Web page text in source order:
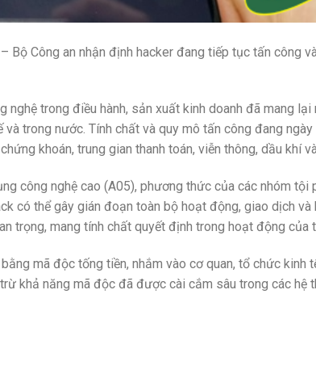
Bộ Công an nhận định hacker đang tiếp tục tấn công
trong điều hành, sản xuất kinh doanh đã mang lại
trong nước. Tính chất và quy mô tấn công đang ngày
khoán, trung gian thanh toán, viễn thông, dầu khí
công nghệ cao (A05), phương thức của các nhóm tội
có thể gây gián đoạn toàn bộ hoạt động, giao dịch và
trọng, mang tính chất quyết định trong hoạt động của
mã độc tống tiền, nhắm vào cơ quan, tổ chức kinh
khả năng mã độc đã được cài cắm sâu trong các hệ